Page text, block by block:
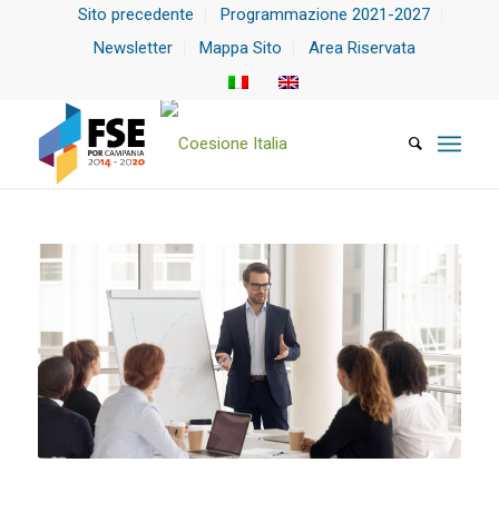
Sito precedente
Programmazione 2021-2027
Newsletter
Mappa Sito Area Riservata